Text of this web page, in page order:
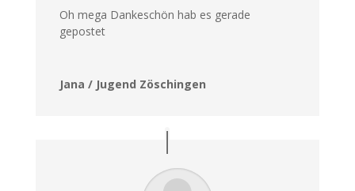
Oh mega Dankeschön hab es gerade
gepostet
Jana / Jugend Zöschingen